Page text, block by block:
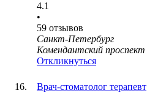
4.1
•
59 отзывов
Санкт-Петербург
Комендантский проспект
Откликнуться
Врач-стоматолог терапевт